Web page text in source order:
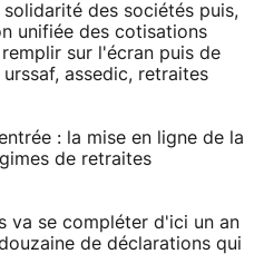
des sociétés puis,
unifiée des cotisations
sur l'écran puis de
assedic, retraites
: la mise en ligne de la
de retraites
va se compléter d'ici un an
de déclarations qui